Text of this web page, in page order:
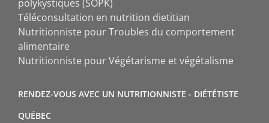
polykystiques (SOPK)
Téléconsultation en nutrition dietitian
Nutritionniste pour Troubles du comportement
alimentaire
Nutritionniste pour Végétarisme et végétalisme
RENDEZ-VOUS AVEC UN NUTRITIONNISTE - DIÉTÉTISTE
QUÉBEC